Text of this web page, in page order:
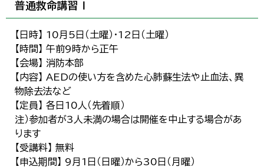
普通救命講習Ⅰ
【日時】 10月5日（土曜）・12日（土曜）
【時間】 午前9時から正午
【会場】 消防本部
【内容】 AEDの使い方を含めた心肺蘇生法や止血法、異
物除去法など
【定員】 各日10人（先着順）
注）参加者が3人未満の場合は開催を中止する場合があ
ります
【受講料】 無料
【申込期間】 9月1日（日曜）から30日（月曜）